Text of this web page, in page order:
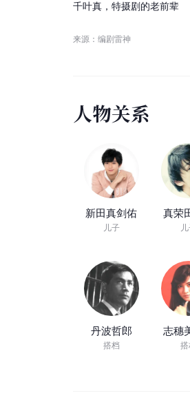
千叶真 ， 特摄剧 的老前辈
来源：编剧雷神
人物关系
新田真剑佑
儿子
真荣
丹波哲郎
搭档
志穗